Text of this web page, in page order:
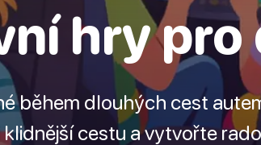
hry pro
během dlouhých cest
cestu a vytvořte